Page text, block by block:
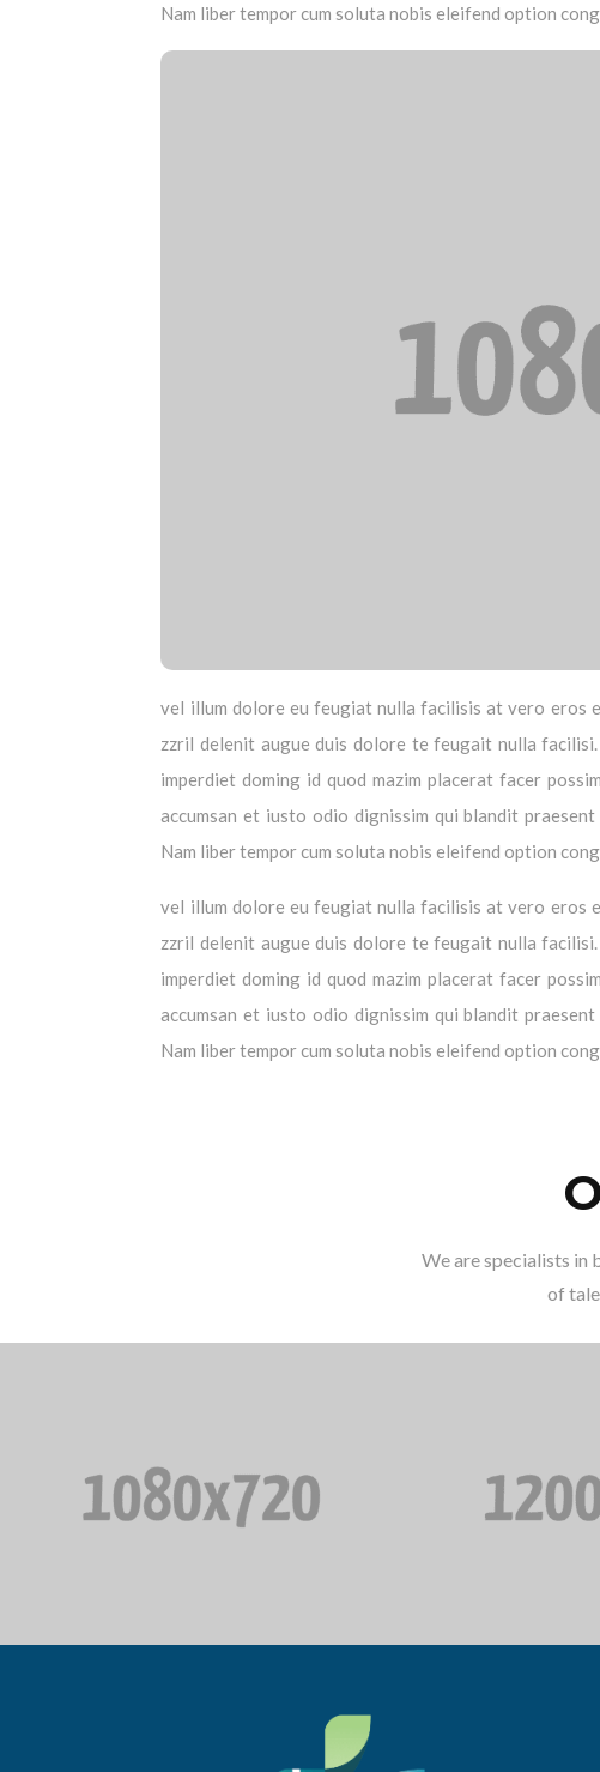
Nam liber tempor cum soluta nobis eleifend option
vel illum dolore eu feugiat nulla facilisis at vero eros
zzril delenit augue duis dolore te feugait nulla
imperdiet doming id quod mazim placerat facer
accumsan et iusto odio dignissim qui blandit
Nam liber tempor cum soluta nobis eleifend option
vel illum dolore eu feugiat nulla facilisis at vero eros
zzril delenit augue duis dolore te feugait nulla
imperdiet doming id quod mazim placerat facer
accumsan et iusto odio dignissim qui blandit
Nam liber tempor cum soluta nobis eleifend option
We are specialists in
of